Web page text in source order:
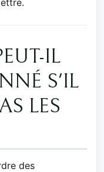
IL
S'IL
LES
des